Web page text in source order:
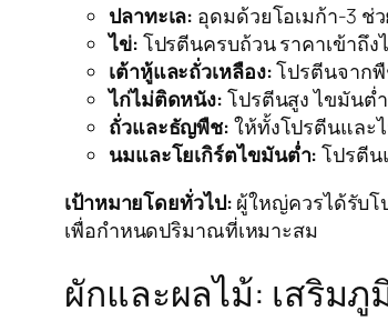
ปลาทะเล: อุดมด้วยโอเมก้า-3 ช่
ไข่: โปรตีนครบถ้วน ราคาเข้าถึ
เต้าหู้และถั่วเหลือง:โปรตีนจาก
ไก่ไม่ติดหนัง: โปรตีนสูง ไขมันต่
ถั่วและธัญพืช: ให้ทั้งโปรตีนและ
นมและโยเกิร์ตไขมันต่ำ: โปรตีน
เป้าหมายโดยทั่วไป: ผู้ใหญ่ควรได้รับโ
เพื่อกำหนดปริมาณที่เหมาะสม
ผักและผลไม้: เสริม